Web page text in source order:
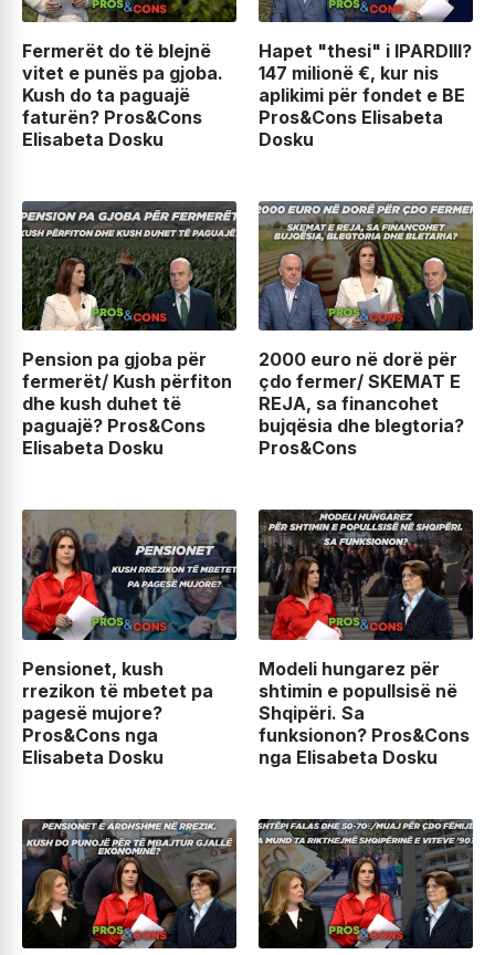
Fermerët do të blejnë
vitet e punës pa gjoba.
Kush do ta paguajë
faturën? Pros&Cons
Elisabeta Dosku
Hapet "thesi" i IPARDIII?
147 milionë €, kur nis
aplikimi për fondet e BE
Pros&Cons Elisabeta
Dosku
Pension pa gjoba për
fermerët/ Kush përfiton
dhe kush duhet të
paguajë? Pros&Cons
Elisabeta Dosku
2000 euro në dorë për
çdo fermer/ SKEMAT E
REJA, sa financohet
bujqësia dhe blegtoria?
Pros&Cons
Pensionet, kush
rrezikon të mbetet pa
pagesë mujore?
Pros&Cons nga
Elisabeta Dosku
Modeli hungarez për
shtimin e popullsisë në
Shqipëri. Sa
funksionon? Pros&Cons
nga Elisabeta Dosku